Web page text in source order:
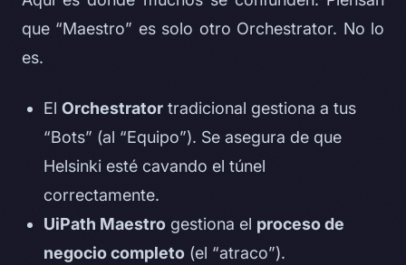
que “Maestro” es solo otro Orchestrator. No lo
es.
El Orchestrator tradicional gestiona a tus
“Bots” (al “Equipo”). Se asegura de que
Helsinki esté cavando el túnel
correctamente.
UiPath Maestro gestiona el proceso de
negocio completo (el “atraco”).